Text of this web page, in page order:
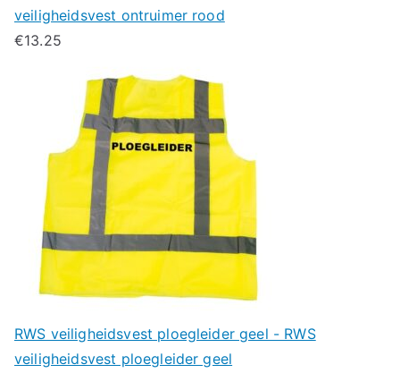
veiligheidsvest ontruimer rood
€13.25
RWS veiligheidsvest ploegleider geel - RWS
veiligheidsvest ploegleider geel